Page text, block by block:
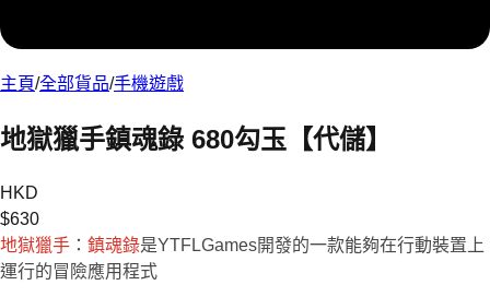
主頁/全部貨品/手機遊戲
地獄獵手鎮魂錄 680勾玉【代儲】
HKD
$630
地獄獵手 ： 鎮魂錄是YTFLGames開發的一款能夠在行動裝置上
運行的冒險應用程式